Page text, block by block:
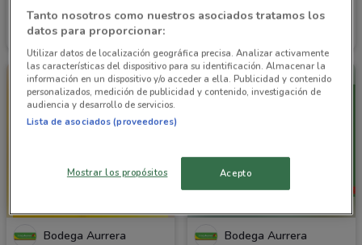
Bodega Aurrera
Caduca el 27/08
Bodega Aurrera
Bodega Aurrera Bodega Aurrera
Tanto nosotros como nuestros asociados tratamos los
datos para proporcionar:
Utilizar datos de localización geográfica precisa. Analizar activamente
las características del dispositivo para su identificación. Almacenar la
información en un dispositivo y/o acceder a ella. Publicidad y contenido
personalizados, medición de publicidad y contenido, investigación de
audiencia y desarrollo de servicios.
Lista de asociados (proveedores)
Mostrar los propósitos Acepto